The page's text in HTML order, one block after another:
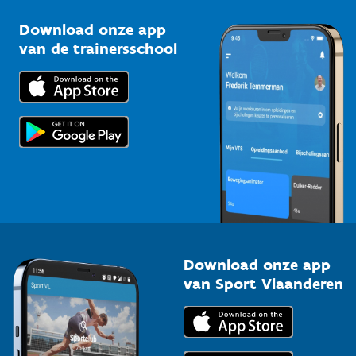
Bedrijven
Trainers en begeleiders
Topsporters
Kennisplatform
Downloads
Voor de pers
Download onze app
van de trainersschool
Download onze app
van Sport Vlaanderen